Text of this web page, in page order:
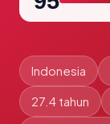
Indonesia
27.4 tahun